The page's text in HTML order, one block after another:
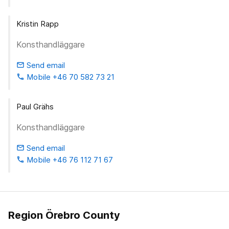
Kristin Rapp
Konsthandläggare
email Send email
phone Mobile +46 70 582 73 21
Paul Grähs
Konsthandläggare
email Send email
phone Mobile +46 76 112 71 67
Region Örebro County